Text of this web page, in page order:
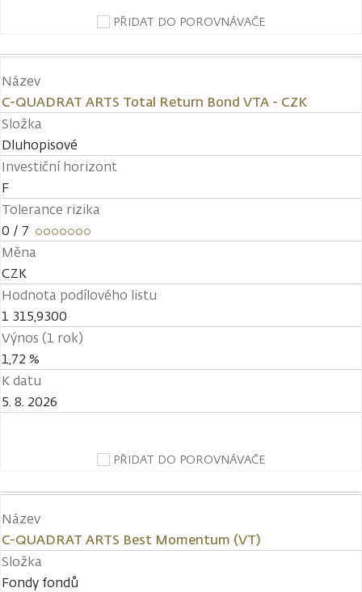
PŘIDAT DO POROVNÁVAČE
Název
C-QUADRAT ARTS Total Return Bond VTA - CZK
Složka
Dluhopisové
Investiční horizont
F
Tolerance rizika
0 / 7
Měna
CZK
Hodnota podílového listu
1 315,9300
Výnos (1 rok)
1,72 %
K datu
5. 8. 2026
PŘIDAT DO POROVNÁVAČE
Název
C-QUADRAT ARTS Best Momentum (VT)
Složka
Fondy fondů